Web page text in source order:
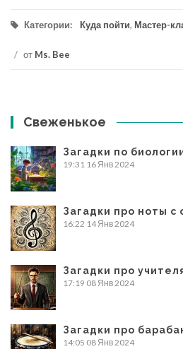
Категории: Куда пойти, Мастер-
/ от Ms. Bee
Свеженькое
Загадки по
19:31 16 Янв 2024
Загадки про ноты с
16:22 14 Янв 2024
Загадки про
17:19 08 Янв 2024
Загадки про
14:05 08 Янв 2024